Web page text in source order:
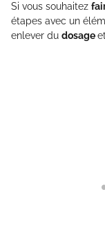
Si vous souhaitez
étapes avec un
enlever du dosage